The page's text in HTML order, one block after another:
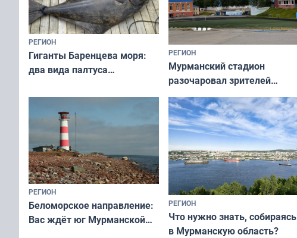
РЕГИОН
Гиганты Баренцева моря:
два вида палтуса
РЕГИОН
Мурманский стадион
разочаровал зрителей
матчей регионального
чемпионата
РЕГИОН
Беломорское направление:
Вас ждёт юг Мурманской
РЕГИОН
Что нужно знать, собираясь
в Мурманскую область?